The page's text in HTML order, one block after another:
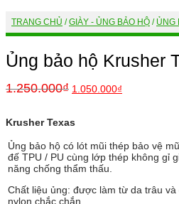
TRANG CHỦ / GIÀY - ỦNG BẢO HỘ / ỦNG
Ủng bảo hộ Krusher
1.250.000₫ 1.050.000₫
Krusher Texas
Ủng bảo hộ có lót mũi thép bảo vệ
đế TPU / PU cùng lớp thép không gỉ
năng chống thẩm thấu.
Chất liệu ủng: được làm từ da trâu
nylon chắc chắn